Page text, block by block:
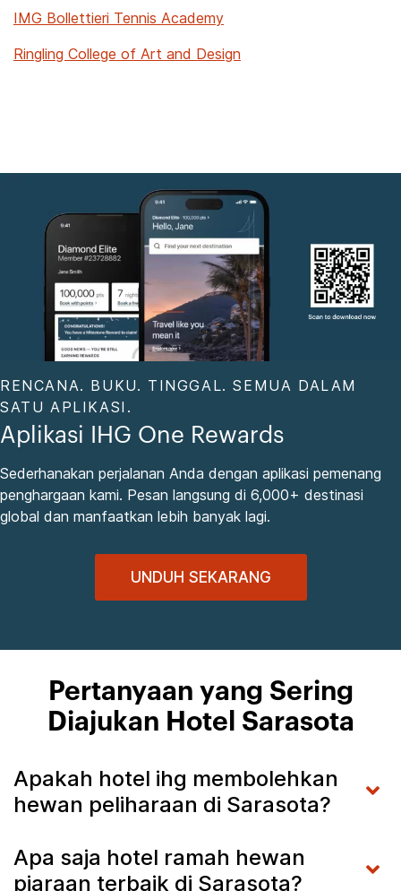
IMG Bollettieri Tennis Academy
Ringling College of Art and Design
RENCANA. BUKU. TINGGAL. SEMUA DALAM
SATU APLIKASI.
Aplikasi IHG One Rewards
Sederhanakan perjalanan Anda dengan aplikasi pemenang
penghargaan kami. Pesan langsung di 6,000+ destinasi
global dan manfaatkan lebih banyak lagi.
UNDUH SEKARANG
Pertanyaan yang Sering
Diajukan Hotel Sarasota
Apakah hotel ihg membolehkan
hewan peliharaan di Sarasota?
Apa saja hotel ramah hewan
piaraan terbaik di Sarasota?